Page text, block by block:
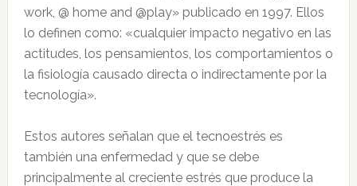
work, @ home and @play» publicado en 1997. Ellos
lo definen como: «cualquier impacto negativo en las
actitudes, los pensamientos, los comportamientos o
la fisiología causado directa o indirectamente por la
tecnología».
Estos autores señalan que el tecnoestrés es
también una enfermedad y que se debe
principalmente al creciente estrés que produce la